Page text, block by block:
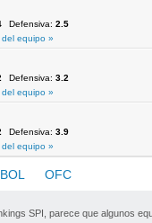
Defensiva: 2.5
equipo »
Defensiva: 3.2
equipo »
Defensiva: 3.9
equipo »
OFC
SPI, parece que algunos